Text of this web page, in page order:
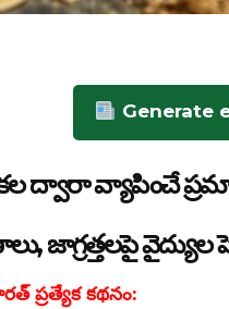
Generate
ద్వారా వ్యాపించే
జాగ్రత్తలపై వైద్యుల
ప్రత్యేక కథనం: